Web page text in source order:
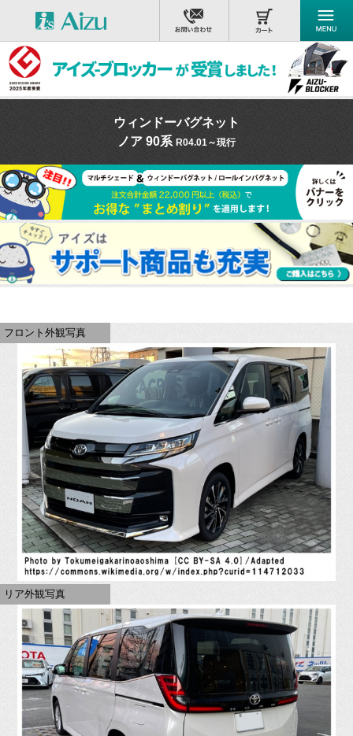
ウィンドーバグネット
ノア 90系 R04.01～現行
フロント外観写真
リア外観写真